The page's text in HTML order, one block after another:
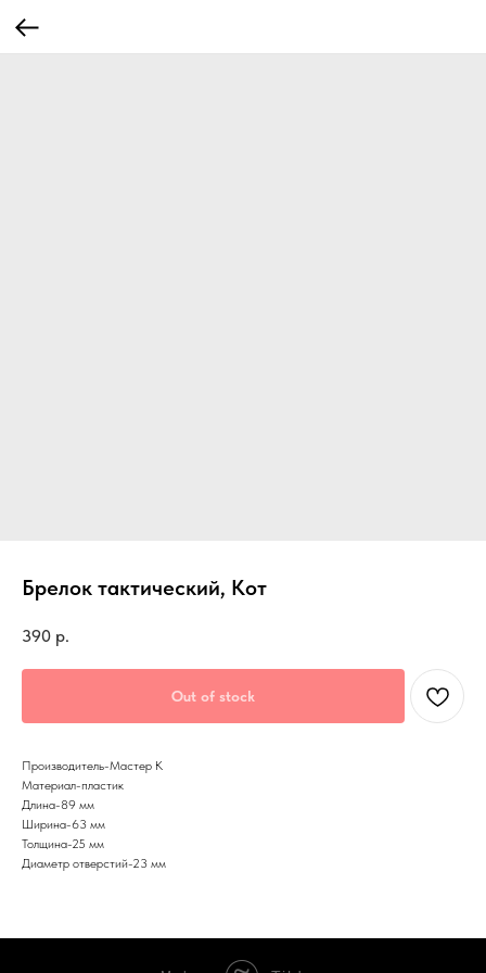
Брелок тактический, Кот
390 р.
Out of stock
Производитель-Мастер К
Материал-пластик
Длина-89 мм
Ширина-63 мм
Толщина-25 мм
Диаметр отверстий-23 мм